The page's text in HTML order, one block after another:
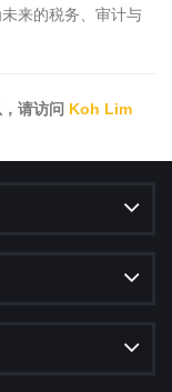
来的税务、审计与
请访问 Koh Lim